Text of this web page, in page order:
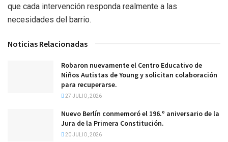
que cada intervención responda realmente a las
necesidades del barrio.
Noticias Relacionadas
Robaron nuevamente el Centro Educativo de
Niños Autistas de Young y solicitan colaboración
para recuperarse.
27 JULIO, 2026
Nuevo Berlín conmemoró el 196.º aniversario de la
Jura de la Primera Constitución.
20 JULIO, 2026